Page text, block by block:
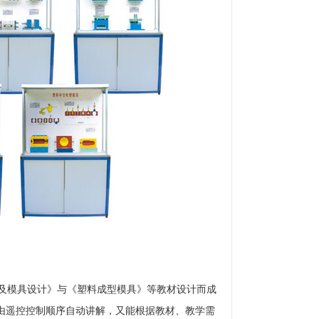
具设计》与《塑料成型模具》等教材设计而成
控控制顺序自动讲解，又能根据教材、教学需